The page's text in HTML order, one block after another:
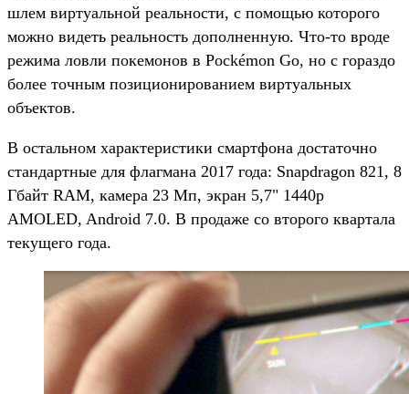
шлем виртуальной реальности, с помощью которого
можно видеть реальность дополненную. Что-то вроде
режима ловли покемонов в Pockémon Go, но с гораздо
более точным позиционированием виртуальных
объектов.
В остальном характеристики смартфона достаточно
стандартные для флагмана 2017 года: Snapdragon 821, 8
Гбайт RAM, камера 23 Мп, экран 5,7" 1440p
AMOLED, Android 7.0. В продаже со второго квартала
текущего года.